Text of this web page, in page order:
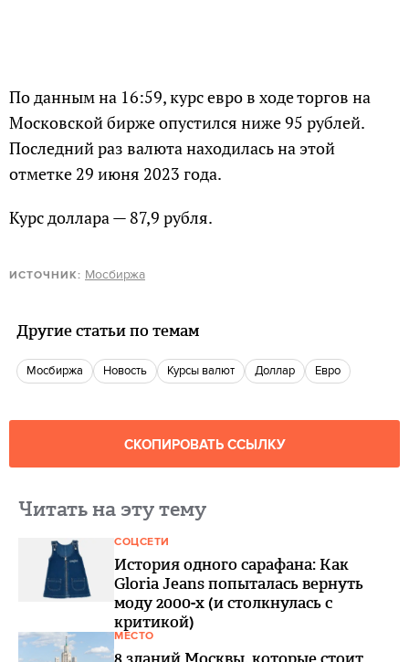
По данным на 16:59, курс евро в ходе торгов на
Московской бирже опустился ниже 95 рублей.
Последний раз валюта находилась на этой
отметке 29 июня 2023 года.
Курс доллара — 87,9 рубля.
ИСТОЧНИК: Мосбиржа
Другие статьи по темам
Мосбиржа Новость Курсы валют доллар Евро
СКОПИРОВАТЬ ССЫЛКУ
Читать на эту тему
СОЦСЕТИ
История одного сарафана: Как
Gloria Jeans попыталась вернуть
моду 2000-х (и столкнулась с
критикой)
МЕСТО